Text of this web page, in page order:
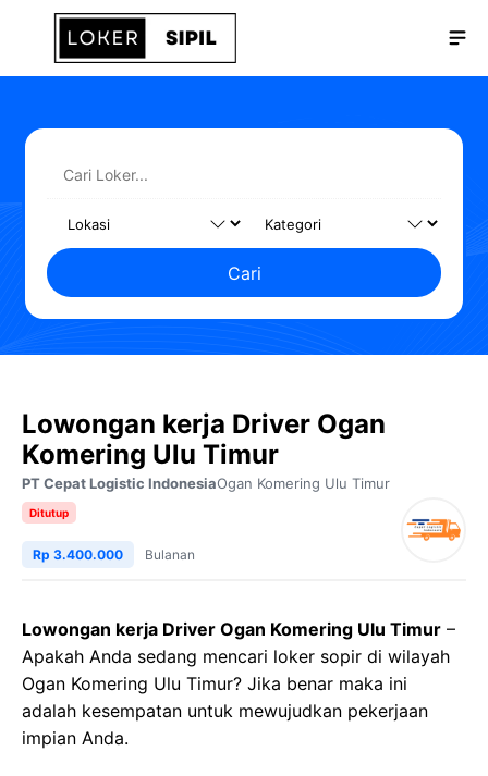
Langsung
Cari
Lowongan kerja Driver Ogan
Komering Ulu Timur
PT Cepat Logistic IndonesiaOgan Komering Ulu Timur
Ditutup
Rp 3.400.000 Bulanan
Lowongan kerja Driver Ogan Komering Ulu Timur –
Apakah Anda sedang mencari loker sopir di wilayah
Ogan Komering Ulu Timur? Jika benar maka ini
adalah kesempatan untuk mewujudkan pekerjaan
impian Anda.